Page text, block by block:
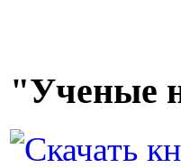
"Ученые